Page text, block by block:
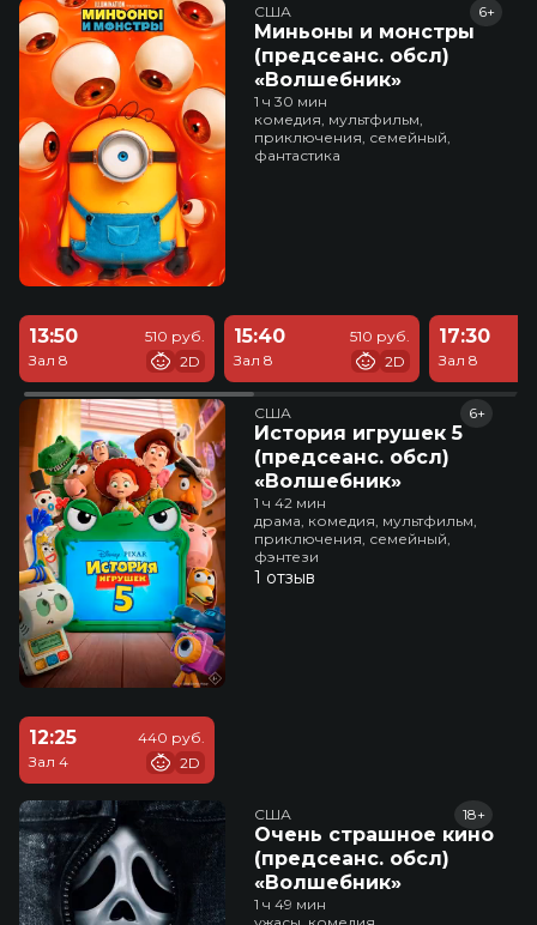
США
Миньоны и монстры
(предсеанс. обсл)
«Волшебник»
6+
1 ч 30 мин
комедия, мультфильм,
приключения, семейный,
фантастика
13:50
Зал 8
510 руб.
2D
15:40
Зал 8
510 руб.
2D
17:30
Зал 8
США
История игрушек 5
(предсеанс. обсл)
«Волшебник»
6+
1 ч 42 мин
драма, комедия, мультфильм,
приключения, семейный,
фэнтези
1 отзыв
12:25
Зал 4
440 руб.
2D
США
Очень страшное кино
(предсеанс. обсл)
«Волшебник»
18+
1 ч 49 мин
ужасы, комедия